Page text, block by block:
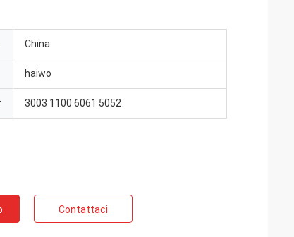
China
haiwo
3003 1100 6061 5052
Contattaci